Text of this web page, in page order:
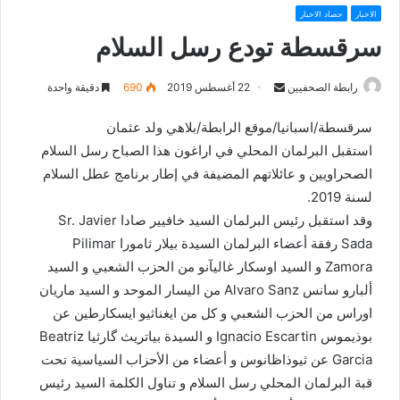
الاخبار حصاد الاخبار
سرقسطة تودع رسل السلام
رابطة الصحفيين
n
d
a
e
m
22 أغسطس 2019 690 دقيقة واحدة
سرقسطة/اسبانيا/موقع الرابطة/بلاهي ولد عثمان
استقبل البرلمان المحلي في اراغون هذا الصباح رسل السلام
الصحراويين و عائلاتهم المضيفة في إطار برنامج عطل السلام
لسنة 2019.
وقد استقبل رئيس البرلمان السيد خافيير صادا Sr. Javier
Sada رفقة أعضاء البرلمان السيدة بيلار ثامورا Pilimar
Zamora و السيد اوسكار غاليآنو من الحزب الشعبي و السيد
ألبارو سانس Alvaro Sanz من اليسار الموحد و السيد ماريان
اوراس من الحزب الشعبي و كل من ايغناثيو ايسكارطين عن
بوذيموس Ignacio Escartin و السيدة بياتريث گارثيا Beatriz
Garcia عن ثيوذاظانوس و أعضاء من الأحزاب السياسية تحت
قبة البرلمان المحلي رسل السلام و تناول الكلمة السيد رئيس